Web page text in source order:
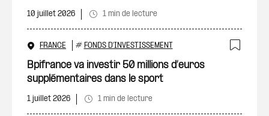
10 juillet 2026 1 min de lecture
FRANCE # FONDS D'INVESTISSEMENT
Bpifrance va investir 50 millions d’euros
supplémentaires dans le sport
1 juillet 2026 1 min de lecture